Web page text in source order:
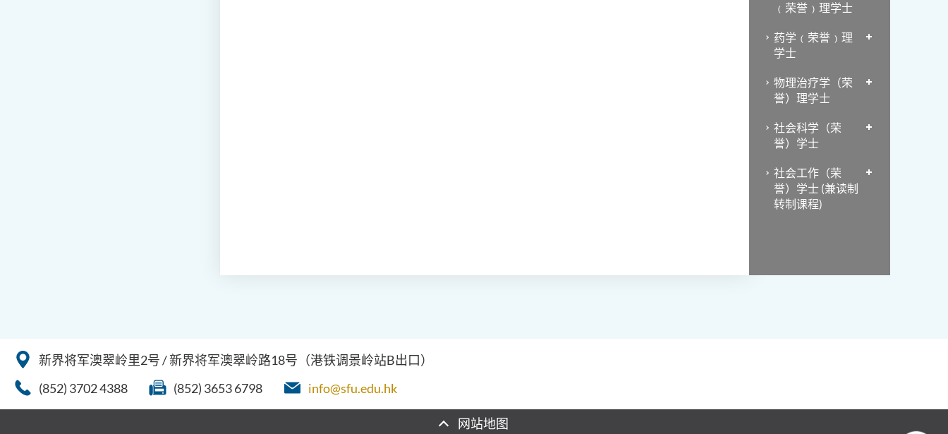
﹙荣誉﹚理学士
药学﹙荣誉﹚理
学士
物理治疗学（荣
誉）理学士
社会科学（荣
誉）学士
社会工作（荣
誉）学士 (兼读制
转制课程)
新界将军澳翠岭里2号 / 新界将军澳翠岭路18号（港铁调景岭站B出口）
(852) 3702 4388
(852) 3653 6798 info@sfu.edu.hk
网站地图